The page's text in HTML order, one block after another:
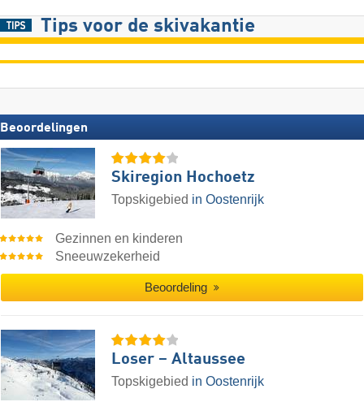
Tips voor de skivakantie
Beoordelingen
Skiregion Hochoetz
Topskigebied in Oostenrijk
Gezinnen en kinderen
Sneeuwzekerheid
Beoordeling
Loser – Altaussee
Topskigebied in Oostenrijk